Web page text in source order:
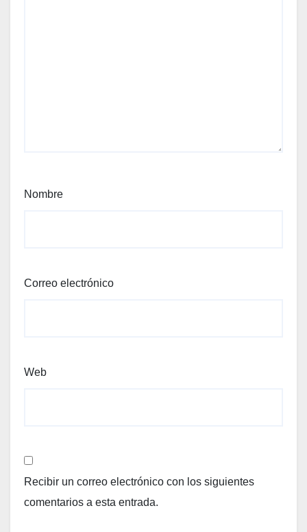
Nombre
Correo electrónico
Web
Recibir un correo electrónico con los siguientes
comentarios a esta entrada.